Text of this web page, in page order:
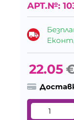
АРТ.№:
22.05